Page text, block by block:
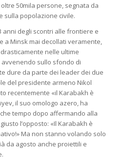
50mila persone, segnata da
sulla popolazione civile.
anni degli scontri alle frontiere e
a Minsk mai decollati veramente,
nelle ultime
avvenendo sullo sfondo di
dure da parte dei leader dei due
del presidente armeno Nikol
recentemente «il Karabakh è
il suo omologo azero, ha
tempo dopo affermando alla
l’opposto: «Il Karabakh è
Ma non stanno volando solo
da agosto anche proiettili e